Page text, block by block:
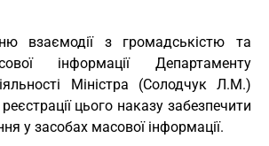
взаємодії з громадськістю та
інформації Департаменту
Міністра (Солодчук Л.М.)
цього наказу забезпечити
у засобах масової інформації.